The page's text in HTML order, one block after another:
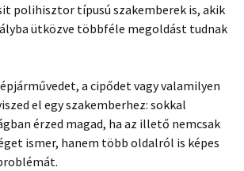
polihisztor típusú szakemberek is, akik
ütközve többféle megoldást tudnak
a cipődet vagy valamilyen
el egy szakemberhez: sokkal
érzed magad, ha az illető nemcsak
ismer, hanem több oldalról is képes